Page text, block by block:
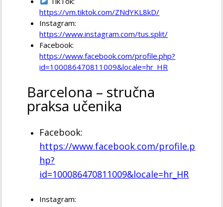
https://vm.tiktok.com/ZNdYKL8kD/
Instagram:
https://www.instagram.com/tus.split/
Facebook:
https://www.facebook.com/profile.php?
id=100086470811009&locale=hr_HR
Barcelona – stručna
praksa učenika
Facebook:
https://www.facebook.com/profile.p
hp?
id=100086470811009&locale=hr_HR
Instagram: